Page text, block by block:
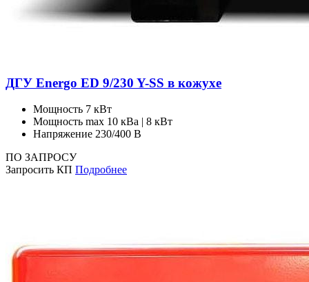
ДГУ Energo ED 9/230 Y-SS в кожухе
Мощность 7 кВт
Мощность max 10 кВа | 8 кВт
Напряжение 230/400 В
ПО ЗАПРОСУ
Запросить КП Подробнее